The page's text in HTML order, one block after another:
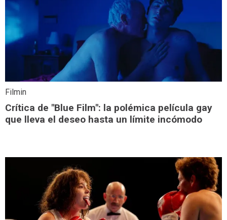
Filmin
Crítica de "Blue Film": la polémica película gay
que lleva el deseo hasta un límite incómodo